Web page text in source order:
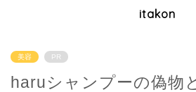
itakon
美容 PR
haruシャンプーの偽物